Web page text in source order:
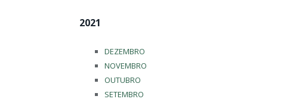
2021
DEZEMBRO
NOVEMBRO
OUTUBRO
SETEMBRO